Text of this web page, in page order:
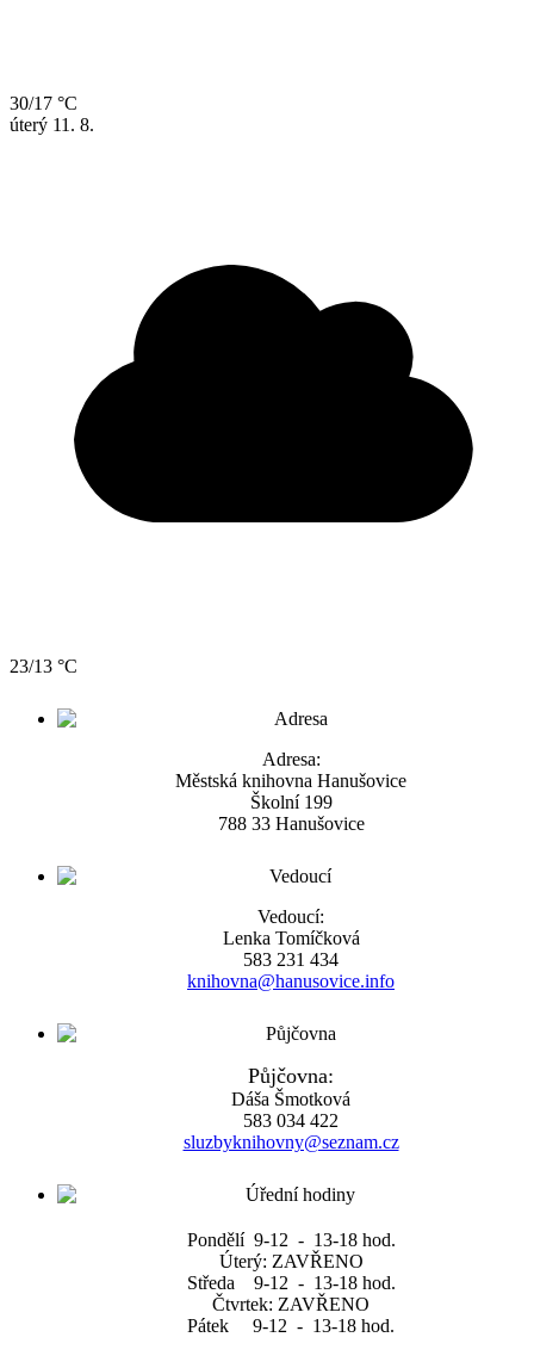
30/17 °C
úterý 11. 8.
23/13 °C
Adresa:
Městská knihovna Hanušovice
Školní 199
788 33 Hanušovice
Vedoucí:
Lenka Tomíčková
583 231 434
knihovna@hanusovice.info
Půjčovna:
Dáša Šmotková
583 034 422
sluzbyknihovny@seznam.cz
Pondělí 9-12 - 13-18 hod.
Úterý: ZAVŘENO
Středa 9-12 - 13-18 hod.
Čtvrtek: ZAVŘENO
Pátek 9-12 - 13-18 hod.